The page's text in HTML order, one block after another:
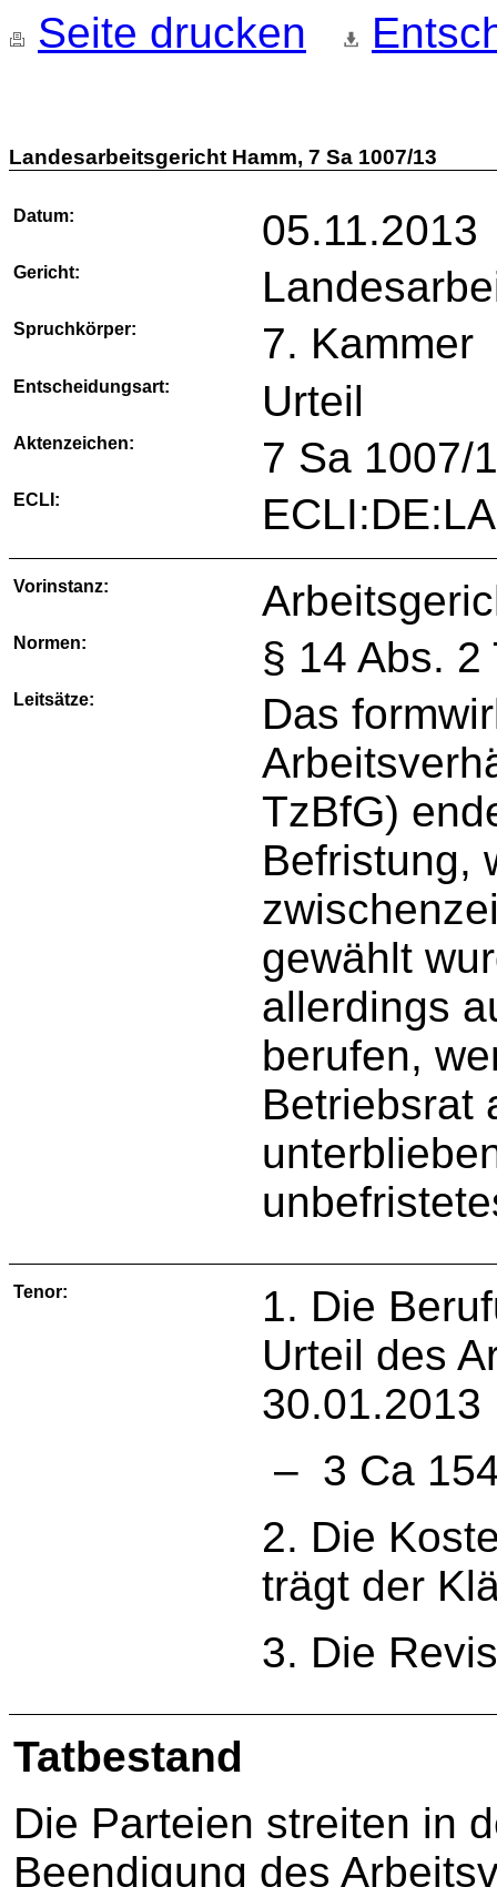
Seite drucken
Landesarbeitsgericht Hamm, 7 Sa 1007/13
Datum: 05.11.2013
Gericht:
Spruchkörper: 7. Kammer
Entscheidungsart: Urteil
Aktenzeichen: 7 Sa 1007/
ECLI:
Vorinstanz:
Normen: § 14 Abs.
Leitsätze:
Das
TzBfG)
Befristung,
gewählt
allerdings
berufen,
Betriebsrat
Tenor:
1. Die
Urteil des
30.01.2013
– 3 Ca
2. Die
trägt der
3. Die
Tatbestand
Die Parteien streiten in
Beendigung des